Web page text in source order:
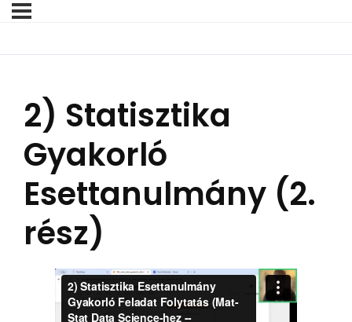
2) Statisztika
Gyakorló
Esettanulmány (2.
rész)